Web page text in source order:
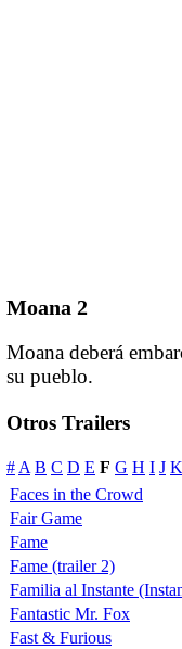
Moana 2
Moana deberá
su pueblo.
Otros Trailers
# A B C D E F G H I J K
Faces in the Crowd
Fair Game
Fame
Fame (trailer 2)
Familia al Instante
Fantastic Mr. Fox
Fast & Furious